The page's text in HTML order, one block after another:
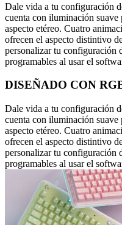
Dale vida a tu configuración
cuenta con iluminación suave
aspecto etéreo. Cuatro
ofrecen el aspecto distintivo
personalizar tu configuración
programables al usar el
DISEÑADO CON
Dale vida a tu configuración
cuenta con iluminación suave
aspecto etéreo. Cuatro
ofrecen el aspecto distintivo
personalizar tu configuración
programables al usar el